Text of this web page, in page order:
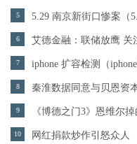
5 5.29 南京新街口惨案（
6 艾德金融：联储放鹰 关
7 iphone 扩容检测（
8 秦淮数据同意与贝恩资
9 《博德之门3》恩维尔
10 网红捐款炒作引怒众人